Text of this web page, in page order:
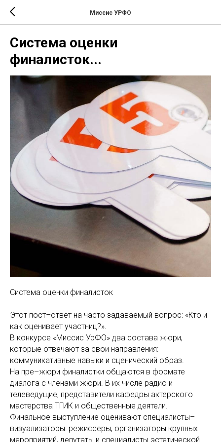
Миссис УРФО
Система оценки
финалисток...
Система оценки финалисток
Этот пост–ответ на часто задаваемый вопрос: «Кто и
как оценивает участниц?».
В конкурсе «Миссис УрФО» два состава жюри,
которые отвечают за свои направления:
коммуникативные навыки и сценический образ.
На пре–жюри финалистки общаются в формате
диалога с членами жюри. В их числе радио и
телеведущие, представители кафедры актерского
мастерства ТГИК и общественные деятели.
Финальное выступление оценивают специалисты–
визуализаторы: режиссеры, организаторы крупных
мероприятий, депутаты и специалисты эстетической